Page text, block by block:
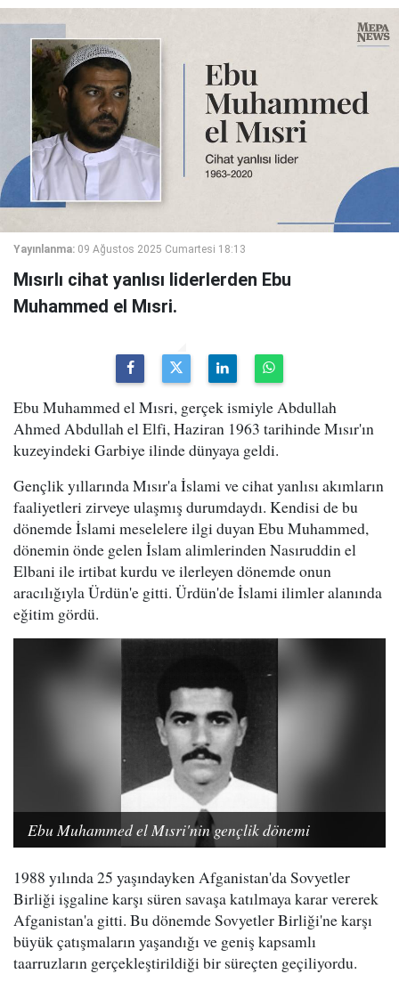
Yayınlanma: 09 Ağustos 2025 Cumartesi 18:13
Mısırlı cihat yanlısı liderlerden Ebu
Muhammed el Mısri.
Ebu Muhammed el Mısri, gerçek ismiyle Abdullah
Ahmed Abdullah el Elfi, Haziran 1963 tarihinde Mısır'ın
kuzeyindeki Garbiye ilinde dünyaya geldi.
Gençlik yıllarında Mısır'a İslami ve cihat yanlısı akımların
faaliyetleri zirveye ulaşmış durumdaydı. Kendisi de bu
dönemde İslami meselelere ilgi duyan Ebu Muhammed,
dönemin önde gelen İslam alimlerinden Nasıruddin el
Elbani ile irtibat kurdu ve ilerleyen dönemde onun
aracılığıyla Ürdün'e gitti. Ürdün'de İslami ilimler alanında
eğitim gördü.
Ebu Muhammed el Mısri'nin gençlik dönemi
1988 yılında 25 yaşındayken Afganistan'da Sovyetler
Birliği işgaline karşı süren savaşa katılmaya karar vererek
Afganistan'a gitti. Bu dönemde Sovyetler Birliği'ne karşı
büyük çatışmaların yaşandığı ve geniş kapsamlı
taarruzların gerçekleştirildiği bir süreçten geçiliyordu.